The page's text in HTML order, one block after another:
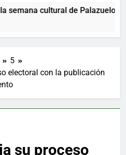
cultural de Palazuelos de
5
electoral con la publicación
su proceso